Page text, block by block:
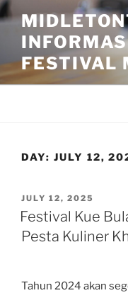
Skip
to
content
FESTIVAL
DAY: JULY 12,
POSTED
ON
JULY 12, 2025
Festival Kue
Pesta Kuliner
Tahun 2024 akan